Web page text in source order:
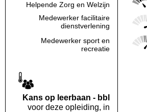
Helpende Zorg en Welzijn
Medewerker facilitaire
dienstverlening
Medewerker sport en
recreatie
Kans op leerbaan - bbl
voor deze opleiding, in